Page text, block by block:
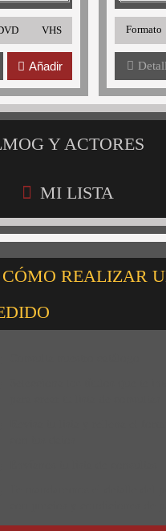
VHS
Añadir
Formato
Y ACTORES
MI LISTA
CÓMO REALIZAR